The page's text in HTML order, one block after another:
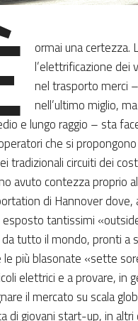
ormai una certezza.
l’elettrificazione dei
nel trasporto merci
nell’ultimo miglio,
e lungo raggio – sta
che si
tradizionali circuiti dei
avuto contezza proprio
di Hannover dove,
tantissimi
da tutto il mondo, pronti a
più blasonate «sette
elettrici e a provare, in
il mercato su scala
di giovani start-up, in altri